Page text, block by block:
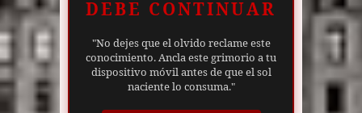
DEBE CONTINUAR
"No dejes que el olvido reclame este
conocimiento. Ancla este grimorio a tu
dispositivo móvil antes de que el sol
naciente lo consuma."